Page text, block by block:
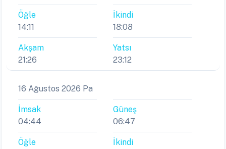
Öğle
14:11
İkindi
18:08
Akşam
21:26
Yatsı
23:12
16 Ağustos 2026 Pa
İmsak
04:44
Güneş
06:47
Öğle
İkindi